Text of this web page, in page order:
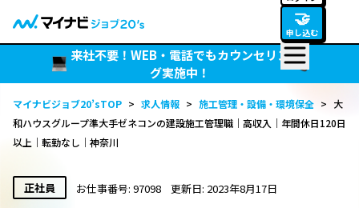
🤝
申し込む
来社不要！WEB・電話でもカウンセリン
グ実施中！
マイナビジョブ20’sTOP > 求人情報 > 施工管理・設備・環境保全 > 大
和ハウスグループ準大手ゼネコンの建設施工管理職｜高収入｜年間休日120日
以上｜転勤なし｜神奈川
正社員 お仕事番号: 97098 更新日: 2023年8月17日